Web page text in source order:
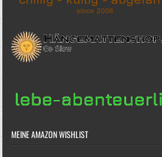
MEINE AMAZON WISHLIST